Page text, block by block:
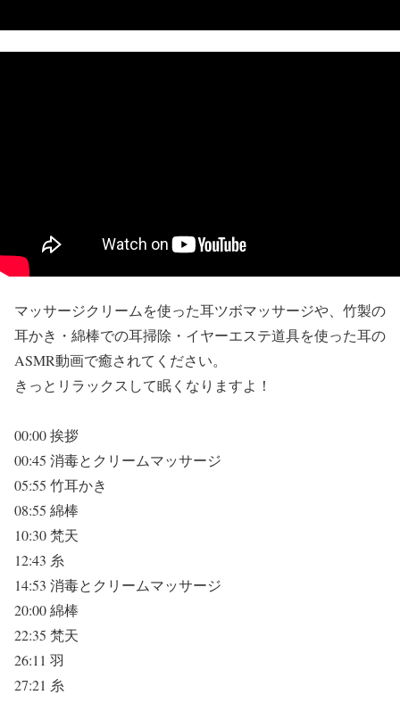
マッサージクリームを使った耳ツボマッサージや、竹製の
耳かき・綿棒での耳掃除・イヤーエステ道具を使った耳の
ASMR動画で癒されてください。
きっとリラックスして眠くなりますよ！
00:00 挨拶
00:45 消毒とクリームマッサージ
05:55 竹耳かき
08:55 綿棒
10:30 梵天
12:43 糸
14:53 消毒とクリームマッサージ
20:00 綿棒
22:35 梵天
26:11 羽
27:21 糸